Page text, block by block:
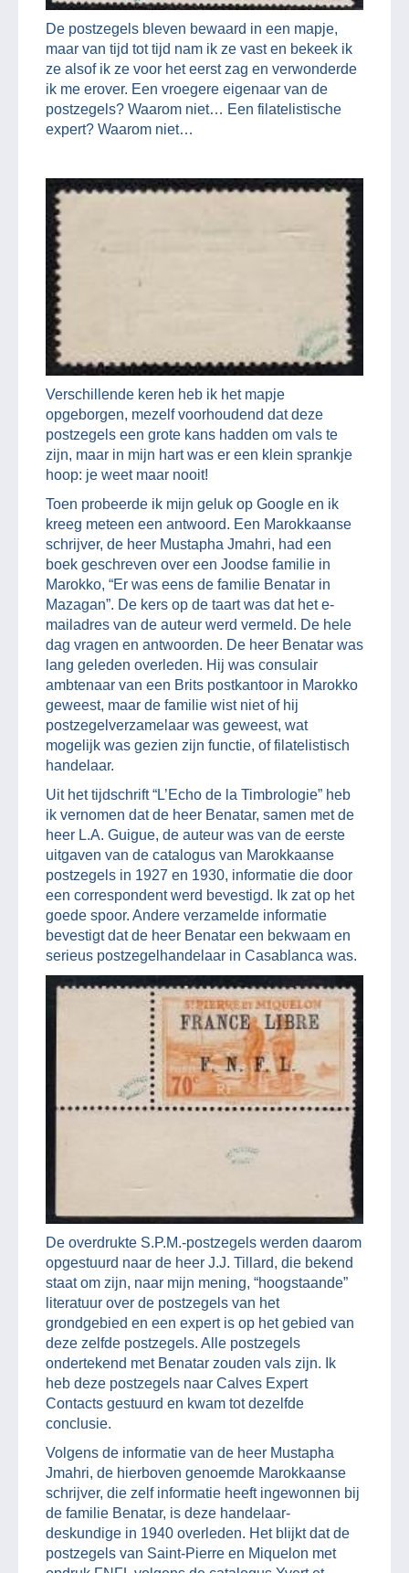
De postzegels bleven bewaard in een mapje,
maar van tijd tot tijd nam ik ze vast en bekeek ik
ze alsof ik ze voor het eerst zag en verwonderde
ik me erover. Een vroegere eigenaar van de
postzegels? Waarom niet… Een filatelistische
expert? Waarom niet…
Verschillende keren heb ik het mapje
opgeborgen, mezelf voorhoudend dat deze
postzegels een grote kans hadden om vals te
zijn, maar in mijn hart was er een klein sprankje
hoop: je weet maar nooit!
Toen probeerde ik mijn geluk op Google en ik
kreeg meteen een antwoord. Een Marokkaanse
schrijver, de heer Mustapha Jmahri, had een
boek geschreven over een Joodse familie in
Marokko, “Er was eens de familie Benatar in
Mazagan”. De kers op de taart was dat het e-
mailadres van de auteur werd vermeld. De hele
dag vragen en antwoorden. De heer Benatar was
lang geleden overleden. Hij was consulair
ambtenaar van een Brits postkantoor in Marokko
geweest, maar de familie wist niet of hij
postzegelverzamelaar was geweest, wat
mogelijk was gezien zijn functie, of filatelistisch
handelaar.
Uit het tijdschrift “L’Echo de la Timbrologie” heb
ik vernomen dat de heer Benatar, samen met de
heer L.A. Guigue, de auteur was van de eerste
uitgaven van de catalogus van Marokkaanse
postzegels in 1927 en 1930, informatie die door
een correspondent werd bevestigd. Ik zat op het
goede spoor. Andere verzamelde informatie
bevestigt dat de heer Benatar een bekwaam en
serieus postzegelhandelaar in Casablanca was.
De overdrukte S.P.M.-postzegels werden daarom
opgestuurd naar de heer J.J. Tillard, die bekend
staat om zijn, naar mijn mening, “hoogstaande”
literatuur over de postzegels van het
grondgebied en een expert is op het gebied van
deze zelfde postzegels. Alle postzegels
ondertekend met Benatar zouden vals zijn. Ik
heb deze postzegels naar Calves Expert
Contacts gestuurd en kwam tot dezelfde
conclusie.
Volgens de informatie van de heer Mustapha
Jmahri, de hierboven genoemde Marokkaanse
schrijver, die zelf informatie heeft ingewonnen bij
de familie Benatar, is deze handelaar-
deskundige in 1940 overleden. Het blijkt dat de
postzegels van Saint-Pierre en Miquelon met